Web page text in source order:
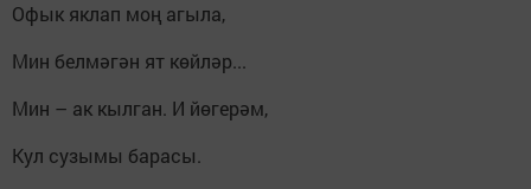
Офык яклап моң агыла,
Мин белмәгән ят көйләр...
Мин – ак кылган. И йөгерәм,
Кул сузымы барасы.